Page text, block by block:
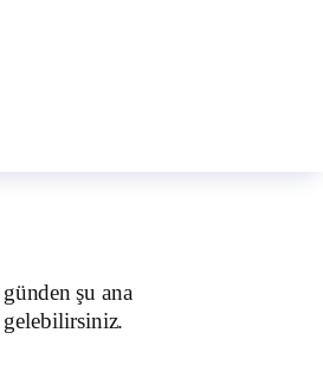
günden şu ana
gelebilirsiniz.